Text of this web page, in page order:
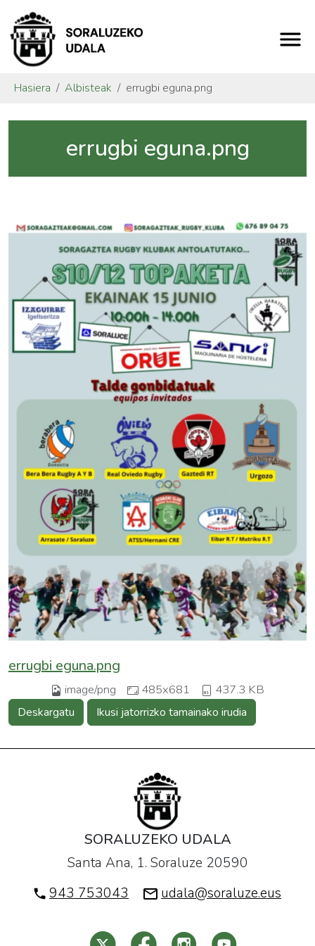
Hasiera Albisteak errugbi eguna.png
errugbi eguna.png
errugbi eguna.png
image/png 485x681 437.3 KB
Deskargatu Ikusi jatorrizko tamainako irudia
SORALUZEKO UDALA
Santa Ana, 1. Soraluze 20590
943 753043
udala@soraluze.eus